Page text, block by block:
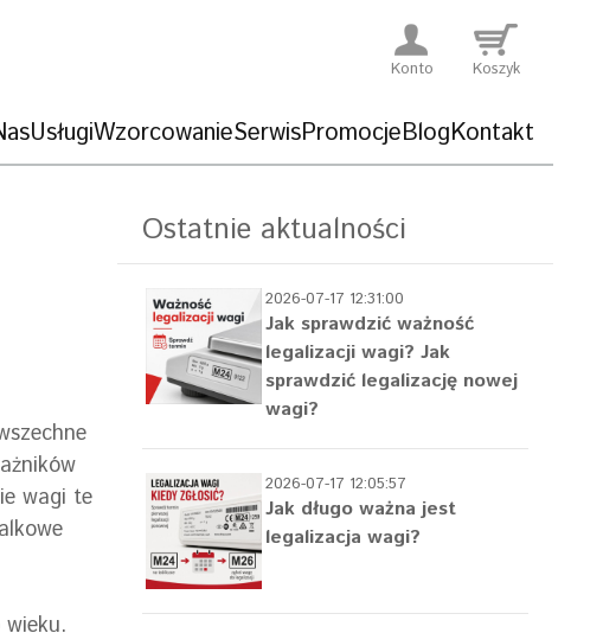
Konto Koszyk
UsługiWzorcowanieSerwisPromocjeBlogKontakt
wagi te
Ostatnie aktualności
2026-07-17 12:31:00
Jak sprawdzić ważność
legalizacji wagi? Jak
sprawdzić legalizację nowej
wagi?
2026-07-17 12:05:57
Jak długo ważna jest
legalizacja wagi?